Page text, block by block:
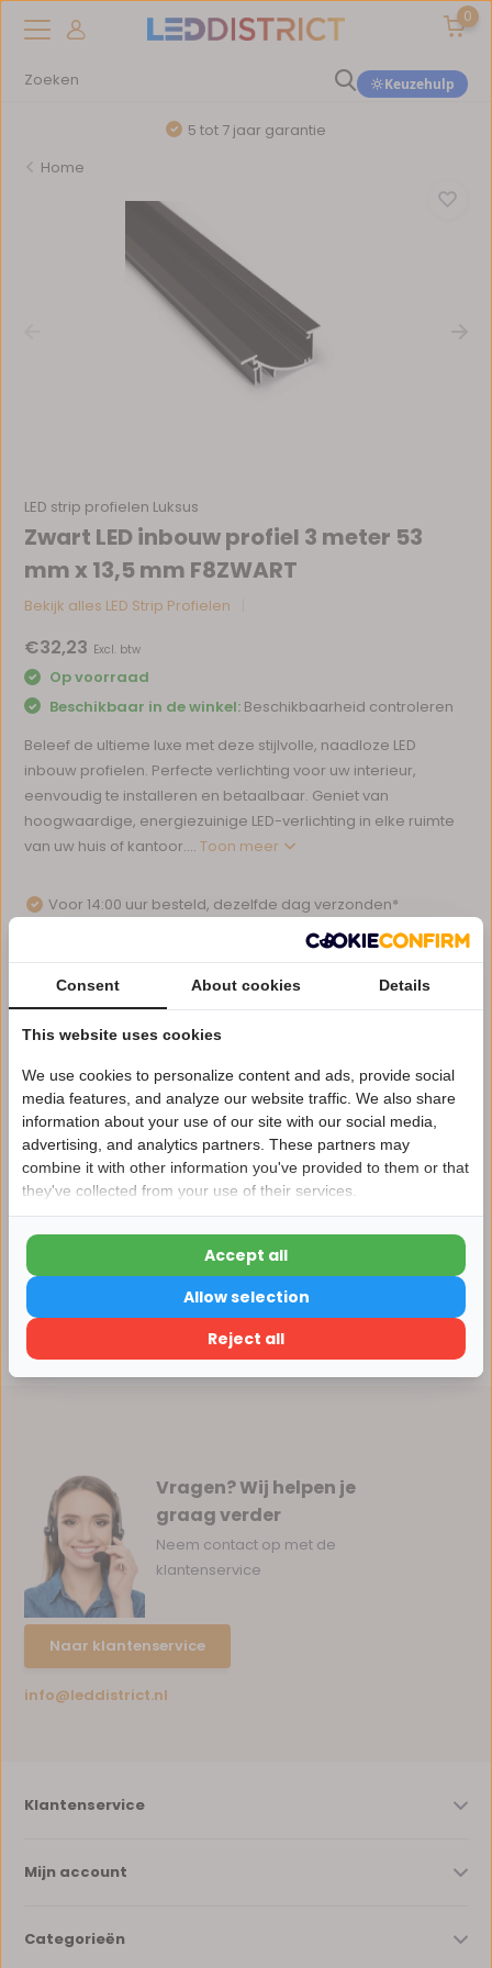
0
Keuzehulp
5 tot 7 jaar garantie
Home
LED strip profielen Luksus
Zwart LED inbouw profiel 3 meter 53
mm x 13,5 mm F8ZWART
Bekijk alles LED Strip Profielen
€32,23 Excl. btw
Op voorraad
Beschikbaar in de winkel: Beschikbaarheid controleren
Beleef de ultieme luxe met deze stijlvolle, naadloze LED
inbouw profielen. Perfecte verlichting voor uw interieur,
eenvoudig te installeren en betaalbaar. Geniet van
hoogwaardige, energiezuinige LED-verlichting in elke ruimte
van uw huis of kantoor....Toon meer
Voor 14:00 uur besteld, dezelfde dag verzonden*
1 tot 10 jaar garantie op verlichting
Afhalen in ons magazijn direct mogelijk
Vergelijk
Productomschrijving
Reviews
Vragen? Wij helpen je
graag verder
Neem contact op met de
klantenservice
Naar klantenservice
info@leddistrict.nl
Klantenservice
Mijn account
Categorieën
Nu 15% korting
15korting
15% korting
Verder winkelen
Consent About cookies Details
This website uses cookies
We use cookies to personalize content and ads, provide social
media features, and analyze our website traffic. We also share
information about your use of our site with our social media,
advertising, and analytics partners. These partners may
combine it with other information you've provided to them or that
they've collected from your use of their services.
Reject all
Allow selection
Accept all